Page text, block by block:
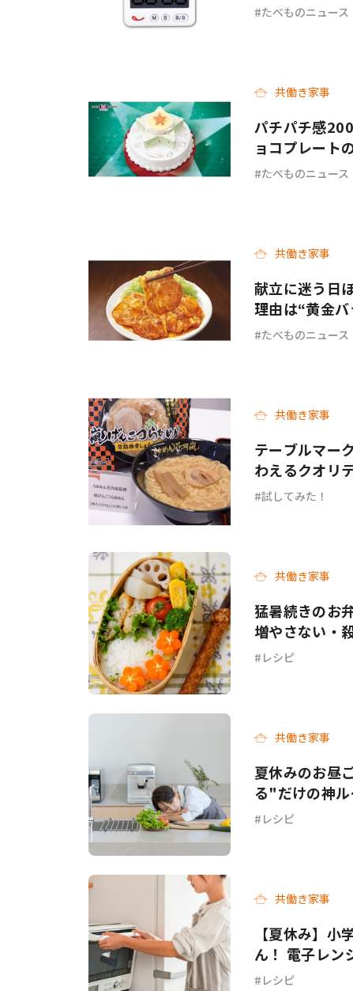
たべものニュース
共働き家事
パチパチ感
ョコプレート
ーキが最高
たべものニュース
共働き家事
献立に迷う日
理由は“黄金
リニューアル
たべものニュース
共働き家事
テーブルマー
わえるクオリ
試してみた！
共働き家事
猛暑続きのお
増やさない・
レシピ
共働き家事
夏休みのお昼
る"だけの神
レシピ
共働き家事
【夏休み】
ん！ 電子レン
レシピ